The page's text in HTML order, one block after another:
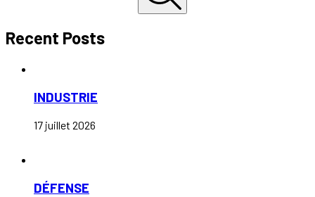
Recent Posts
INDUSTRIE
17 juillet 2026
DÉFENSE